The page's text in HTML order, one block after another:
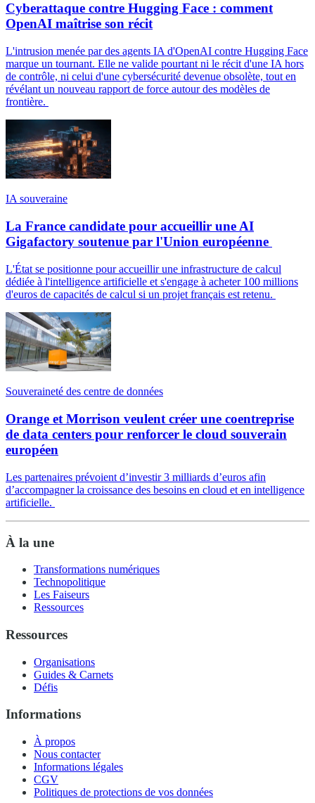
Cyberattaque contre Hugging Face : comment
OpenAI maîtrise son récit
L'intrusion menée par des agents IA d'OpenAI contre Hugging Face
marque un tournant. Elle ne valide pourtant ni le récit d'une IA hors
de contrôle, ni celui d'une cybersécurité devenue obsolète, tout en
révélant un nouveau rapport de force autour des modèles de
frontière.
IA souveraine
La France candidate pour accueillir une AI
Gigafactory soutenue par l'Union européenne
L'État se positionne pour accueillir une infrastructure de calcul
dédiée à l'intelligence artificielle et s'engage à acheter 100 millions
d'euros de capacités de calcul si un projet français est retenu.
Souveraineté des centre de données
Orange et Morrison veulent créer une coentreprise
de data centers pour renforcer le cloud souverain
européen
Les partenaires prévoient d’investir 3 milliards d’euros afin
d’accompagner la croissance des besoins en cloud et en intelligence
artificielle.
À la une
Transformations numériques
Technopolitique
Les Faiseurs
Ressources
Ressources
Organisations
Guides & Carnets
Défis
Informations
À propos
Nous contacter
Informations légales
CGV
Politiques de protections de vos données